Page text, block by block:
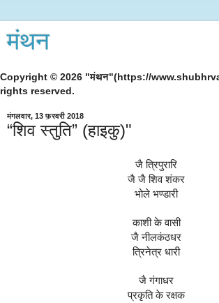
मंथन
Copyright © 2026 "मंथन"(https://
rights reserved.
मंगलवार, 13 फ़रवरी 2018
“शिव स्तुति” (हाइकु)"
जै त्रिपुरारि
जै जै शिव शंकर
भोले भण्डारी
काशी के वासी
जै नीलकंठधर
त्रिनेत्र धारी
जै गंगाधर
प्रकृति के रक्षक